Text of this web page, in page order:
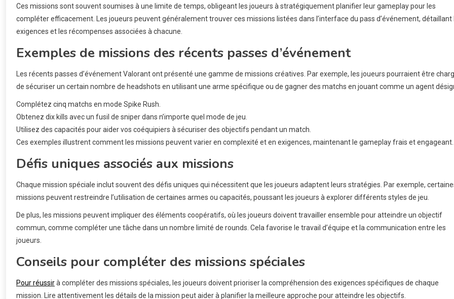
Ces missions sont souvent soumises à une limite de temps, obligeant les joueurs à stratégiquement planifier leur gameplay pour les
compléter efficacement. Les joueurs peuvent généralement trouver ces missions listées dans l’interface du pass d’événement, détaillant
exigences et les récompenses associées à chacune.
Exemples de missions des récents passes d’événement
Les récents passes d’événement Valorant ont présenté une gamme de missions créatives. Par exemple, les joueurs pourraient être
de sécuriser un certain nombre de headshots en utilisant une arme spécifique ou de gagner des matchs en jouant comme un agent
Complétez cinq matchs en mode Spike Rush.
Obtenez dix kills avec un fusil de sniper dans n’importe quel mode de jeu.
Utilisez des capacités pour aider vos coéquipiers à sécuriser des objectifs pendant un match.
Ces exemples illustrent comment les missions peuvent varier en complexité et en exigences, maintenant le gameplay frais et engageant.
Défis uniques associés aux missions
Chaque mission spéciale inclut souvent des défis uniques qui nécessitent que les joueurs adaptent leurs stratégies. Par exemple,
missions peuvent restreindre l’utilisation de certaines armes ou capacités, poussant les joueurs à explorer différents styles de jeu.
De plus, les missions peuvent impliquer des éléments coopératifs, où les joueurs doivent travailler ensemble pour atteindre un objectif
commun, comme compléter une tâche dans un nombre limité de rounds. Cela favorise le travail d’équipe et la communication entre les
joueurs.
Conseils pour compléter des missions spéciales
Pour réussirà compléter des missions spéciales, les joueurs doivent prioriser la compréhension des exigences spécifiques de chaque
mission. Lire attentivement les détails de la mission peut aider à planifier la meilleure approche pour atteindre les objectifs.